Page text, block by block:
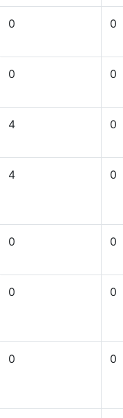
0 0
0 0
4 0
4 0
0 0
0 0
0 0